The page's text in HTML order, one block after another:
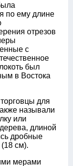
по ему длине
отрезов
с
был
в Востока
для
называли
или
длиной
дробные
см).
мерами